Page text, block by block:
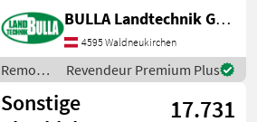
m + Stahlbordwand - 2x 40
cm + Holzaufsatzwand 70
cm + Gesamtgewicht 5100
kg + Nutzlast
BULLA Landtechnik GmbH
4595 Waldneukirchen
Remorques
/
Pühringer
Revendeur Premium Plus
Sonstige
17.731